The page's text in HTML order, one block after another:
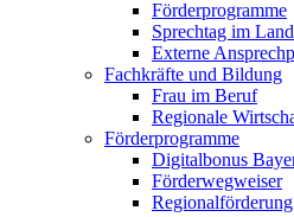
Förderprogramme
Sprechtag im
Externe
Fachkräfte und Bildung
Frau im Beruf
Regionale
Förderprogramme
Digitalbonus
Förderwegweiser
Regionalförderung